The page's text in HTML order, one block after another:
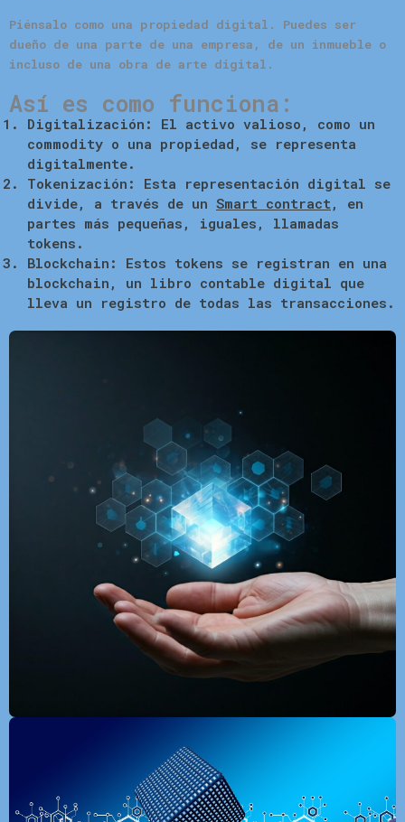
Piénsalo como una propiedad digital.
Puedes ser
dueño de una parte de una empresa, de un inmueble o
incluso de una obra de arte digital.
Así es como funciona:
Digitalización:
El activo valioso, como un
commodity o una propiedad, se representa
digitalmente.
Tokenización:
Esta representación digital se
divide, a través de un Smart contract , en
partes más pequeñas, iguales, llamadas
tokens.
Blockchain:
Estos tokens se registran en una
blockchain, un libro contable digital que
lleva un registro de todas las transacciones.